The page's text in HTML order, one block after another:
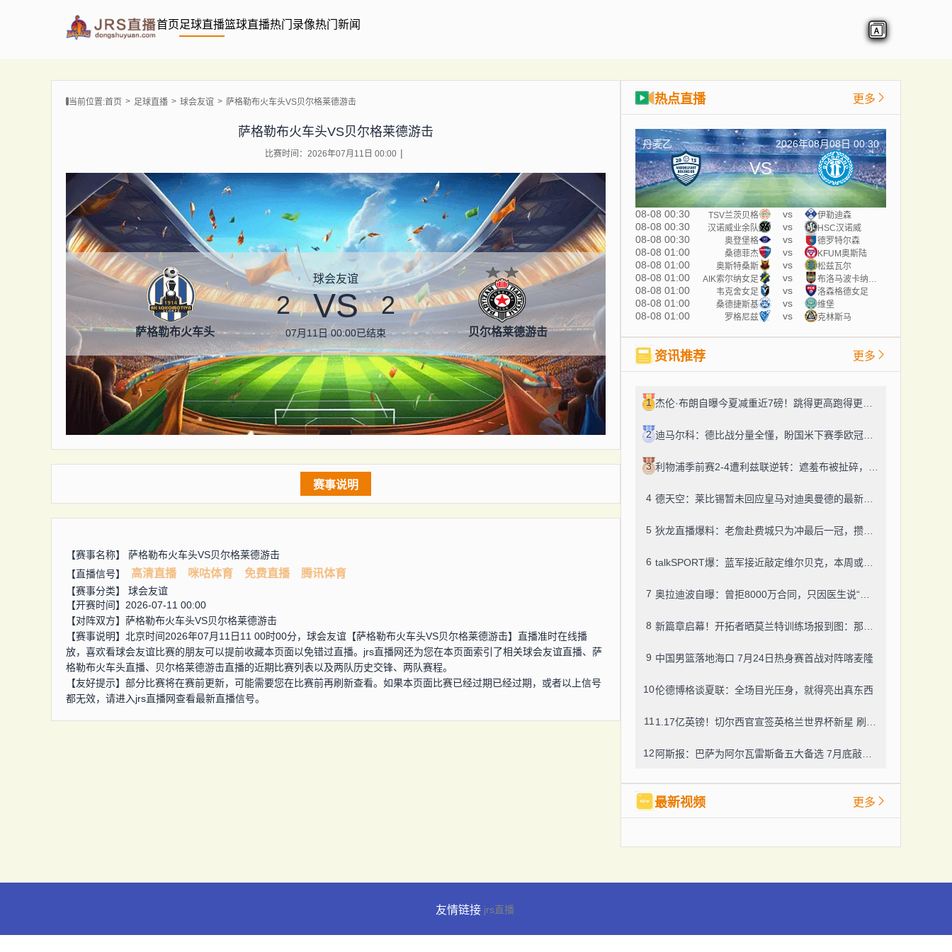
首页足球直播篮球直播热门录像热门新闻
当前位置:首页 足球直播 球会友谊 萨格勒布火车头VS贝尔格莱德游击
萨格勒布火车头VS贝尔格莱德游击
比赛时间：2026年07月11日 00:00
萨格勒布火车头
球会友谊
2 VS 2
07月11日 00:00已结束 贝尔格莱德游击
赛事说明
【赛事名称】 萨格勒布火车头VS贝尔格莱德游击
【直播信号】
高清直播 咪咕体育 免费直播 腾讯体育
【赛事分类】 球会友谊
【开赛时间】2026-07-11 00:00
【对阵双方】 萨格勒布火车头VS贝尔格莱德游击
【赛事说明】北京时间2026年07月11日11 00时00分，球会友谊【萨格勒布火车头VS贝尔格莱德游击】直播准时在线播
放，喜欢看球会友谊比赛的朋友可以提前收藏本页面以免错过直播。jrs直播网还为您在本页面索引了相关球会友谊直播、萨
格勒布火车头直播、贝尔格莱德游击直播的近期比赛列表以及两队历史交锋、两队赛程。
【友好提示】部分比赛将在赛前更新，可能需要您在比赛前再刷新查看。如果本页面比赛已经过期已经过期，或者以上信号
都无效，请进入jrs直播网查看最新直播信号。
热点直播 更多
丹麦乙 2026年08月08日 00:30
VS
08-08 00:30 TSV兰茨贝格 vs 伊勒迪森
08-08 00:30 汉诺威业余队 vs HSC汉诺威
08-08 00:30 奥登堡格 vs 德罗特尔森
08-08 01:00 桑德菲杰 vs KFUM奥斯陆
08-08 01:00 奥斯特桑斯 vs 松兹瓦尔
08-08 01:00 AIK索尔纳女足 vs
08-08 01:00 韦克舍女足 vs 洛森格德女足
08-08 01:00 桑德捷斯基 vs 维堡
08-08 01:00 罗格尼兹 vs 克林斯马
资讯推荐 更多
1
2
3
4
5
6
7
8
9 中国男篮落地海口 7月24日热身赛首战对阵喀麦隆
10伦德博格谈夏联：全场目光压身，就得亮出真东西
11
12
最新视频 更多
友情链接 jrs直播